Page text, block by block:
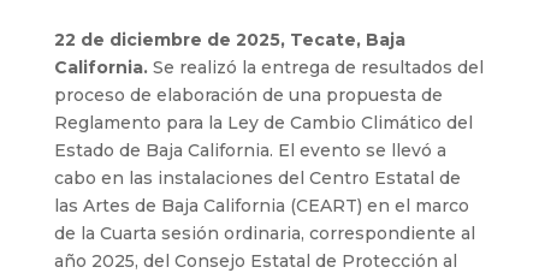
22 de diciembre de 2025, Tecate, Baja
California. Se realizó la entrega de resultados del
proceso de elaboración de una propuesta de
Reglamento para la Ley de Cambio Climático del
Estado de Baja California. El evento se llevó a
cabo en las instalaciones del Centro Estatal de
las Artes de Baja California (CEART) en el marco
de la Cuarta sesión ordinaria, correspondiente al
año 2025, del Consejo Estatal de Protección al